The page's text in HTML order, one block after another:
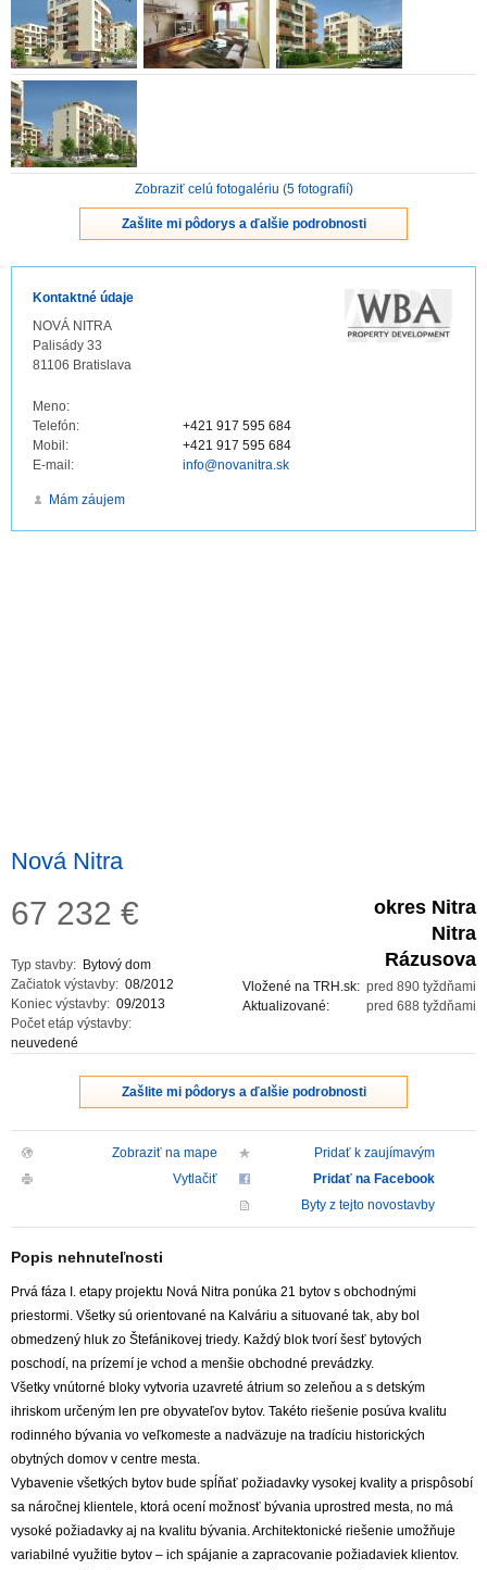
ZVÝRAZNENIE REALITNÝCH INZERÁTOV
REKLAMA
PARTNERI
Zobraziť celú fotogalériu (5 fotografií)
Zašlite mi pôdorys a ďalšie podrobnosti
Kontaktné údaje
NOVÁ NITRA
Palisády 33
81106 Bratislava
Meno:
Telefón:
+421 917 595 684
Mobil:
+421 917 595 684
E-mail:
info@novanitra.sk
Mám záujem
Nová Nitra
67 232 €
Typ stavby: Bytový dom
Začiatok výstavby: 08/2012
Koniec výstavby: 09/2013
Počet etáp výstavby:
neuvedené
okres Nitra
Nitra
Rázusova
pred 890 tyždňami
Vložené na TRH.sk:
pred 688 tyždňami
Aktualizované:
Zašlite mi pôdorys a ďalšie podrobnosti
Zobraziť na mape
Pridať k zaujímavým
Vytlačiť
Pridať na Facebook
Byty z tejto novostavby
Popis nehnuteľnosti
Prvá fáza I. etapy projektu Nová Nitra ponúka 21 bytov s obchodnými
priestormi. Všetky sú orientované na Kalváriu a situované tak, aby bol
obmedzený hluk zo Štefánikovej triedy. Každý blok tvorí šesť bytových
poschodí, na prízemí je vchod a menšie obchodné prevádzky.
Všetky vnútorné bloky vytvoria uzavreté átrium so zeleňou a s detským
ihriskom určeným len pre obyvateľov bytov. Takéto riešenie posúva kvalitu
rodinného bývania vo veľkomeste a nadväzuje na tradíciu historických
obytných domov v centre mesta.
Vybavenie všetkých bytov bude spĺňať požiadavky vysokej kvality a prispôsobí
sa náročnej klientele, ktorá ocení možnosť bývania uprostred mesta, no má
vysoké požiadavky aj na kvalitu bývania. Architektonické riešenie umožňuje
variabilné využitie bytov – ich spájanie a zapracovanie požiadaviek klientov.